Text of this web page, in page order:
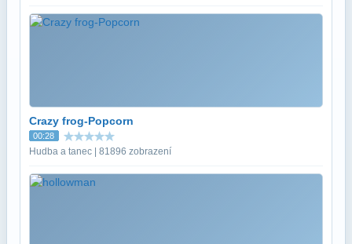
Crazy frog-Popcorn
00:28
Hudba a tanec | 81896 zobrazení